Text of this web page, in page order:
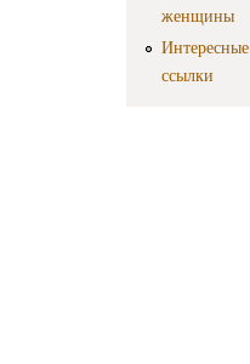
женщины
Интересные
ссылки